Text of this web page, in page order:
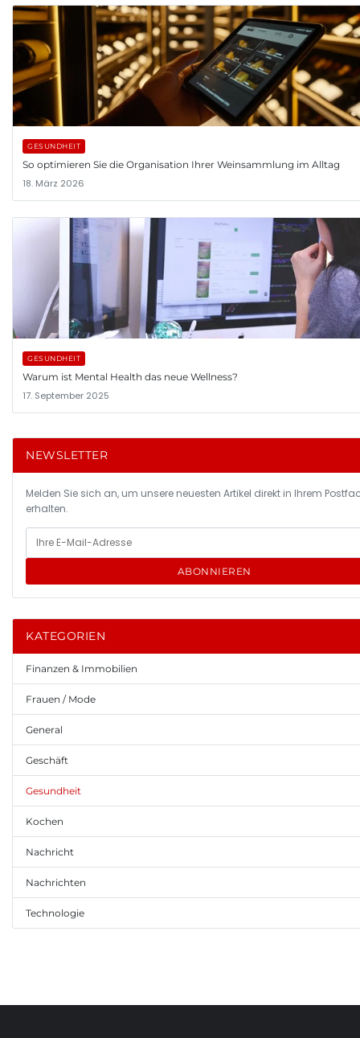
GESUNDHEIT
So optimieren Sie die Organisation Ihrer Weinsammlung im Alltag
18. März 2026
GESUNDHEIT
Warum ist Mental Health das neue Wellness?
17. September 2025
NEWSLETTER
Melden Sie sich an, um unsere neuesten Artikel direkt in Ihrem
erhalten.
ABONNIEREN
KATEGORIEN
Finanzen & Immobilien
Frauen / Mode
General
Geschäft
Gesundheit
Kochen
Nachricht
Nachrichten
Technologie